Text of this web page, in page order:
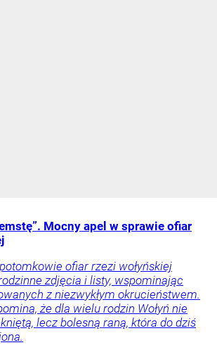
Mocny apel w sprawie ofiar
ofiar rzezi wołyńskiej
zdjęcia i listy, wspominając
z niezwykłym okrucieństwem.
że dla wielu rodzin Wołyń nie
lecz bolesną raną, która do dziś